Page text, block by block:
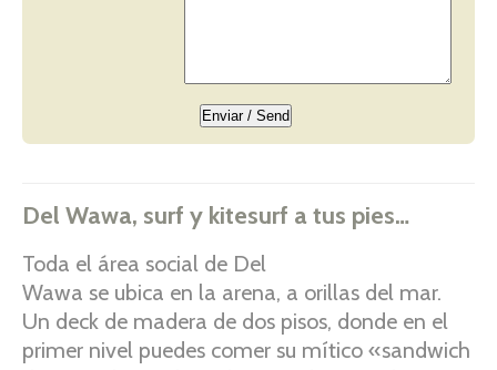
Del Wawa, surf y kitesurf a tus pies…
Toda el área social de Del
Wawa se ubica en la arena, a orillas del mar.
Un deck de madera de dos pisos, donde en el
primer nivel puedes comer su mítico «sandwich